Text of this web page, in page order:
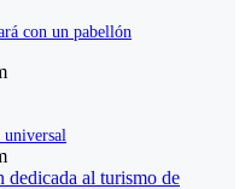
con un pabellón
universal